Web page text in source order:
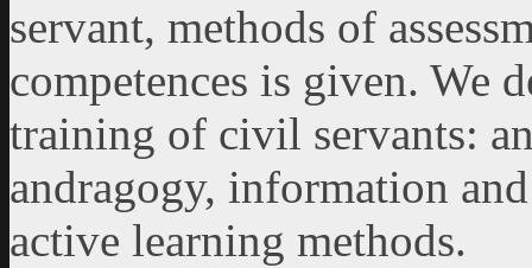
servant, methods of
competences is given. We
training of civil servants:
andragogy, information
active learning methods.